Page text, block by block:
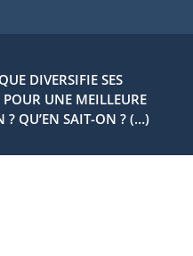
DIVERSIFIE SES
POUR UNE MEILLEURE
? QU’EN SAIT-ON ? (…)